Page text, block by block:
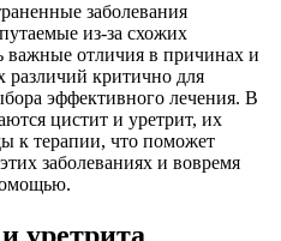
заболевания
из-за схожих
важные отличия в причинах и
различий критично для
эффективного лечения. В
цистит и уретрит, их
к терапии, что поможет
заболеваниях и вовремя